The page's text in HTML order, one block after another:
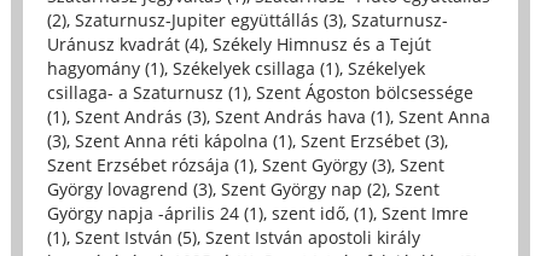
(2), Szaturnusz-Jupiter együttállás (3), Szaturnusz-
Uránusz kvadrát (4), Székely Himnusz és a Tejút
hagyomány (1), Székelyek csillaga (1), Székelyek
csillaga- a Szaturnusz (1), Szent Ágoston bölcsessége
(1), Szent András (3), Szent András hava (1), Szent Anna
(3), Szent Anna réti kápolna (1), Szent Erzsébet (3),
Szent Erzsébet rózsája (1), Szent György (3), Szent
György lovagrend (3), Szent György nap (2), Szent
György napja -április 24 (1), szent idő, (1), Szent Imre
(1), Szent István (5), Szent István apostoli király